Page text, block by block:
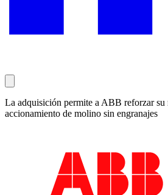
La adquisición permite a ABB reforzar su
accionamiento de molino sin engranajes